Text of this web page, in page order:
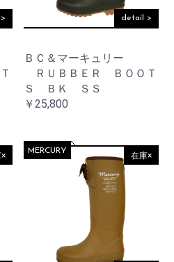
detail >
ＢＣ＆マーキュリー
ＲＵＢＢＥＲ ＢＯＯＴ
Ｓ ＢＫ ＳＳ
￥25,800
在庫×
MERCURY